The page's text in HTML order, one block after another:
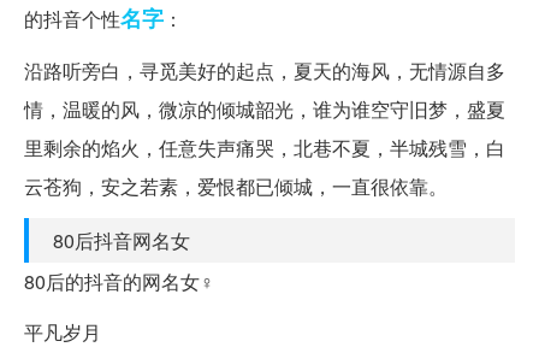
的抖音个性名字 ：
沿路听旁白，寻觅美好的起点，夏天的海风，无情源自多
情，温暖的风，微凉的倾城韶光，谁为谁空守旧梦，盛夏
里剩余的焰火，任意失声痛哭，北巷不夏，半城残雪，白
云苍狗，安之若素，爱恨都已倾城，一直很依靠。
80后抖音网名女
80后的抖音的网名女♀
平凡岁月